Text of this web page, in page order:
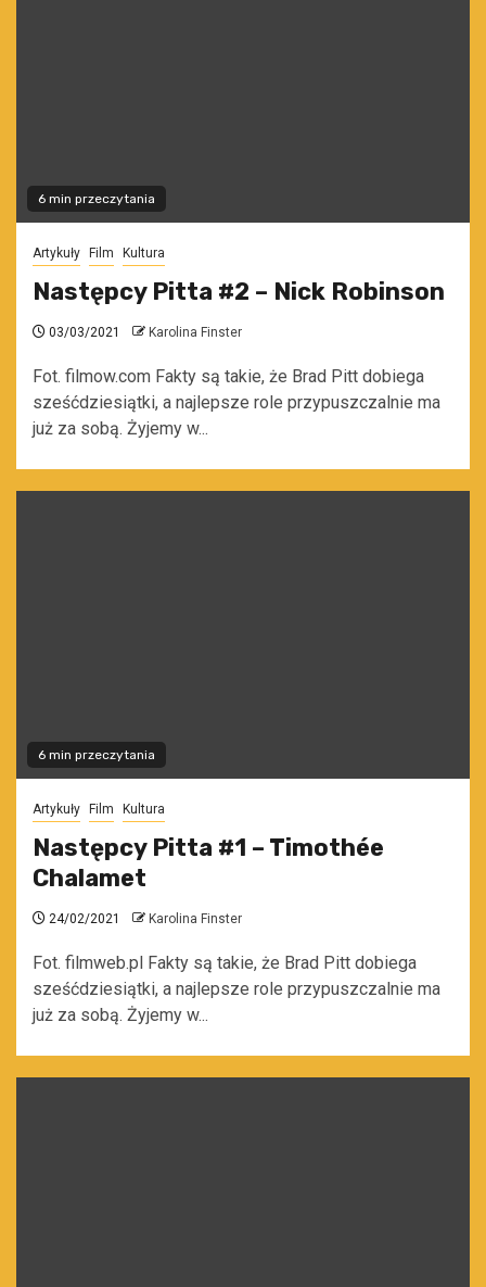
6 min przeczytania
Artykuły Film Kultura
Następcy Pitta #2 – Nick Robinson
03/03/2021 Karolina Finster
Fot. filmow.com Fakty są takie, że Brad Pitt dobiega
sześćdziesiątki, a najlepsze role przypuszczalnie ma
już za sobą. Żyjemy w...
6 min przeczytania
Artykuły Film Kultura
Następcy Pitta #1 – Timothée
Chalamet
24/02/2021 Karolina Finster
Fot. filmweb.pl Fakty są takie, że Brad Pitt dobiega
sześćdziesiątki, a najlepsze role przypuszczalnie ma
już za sobą. Żyjemy w...